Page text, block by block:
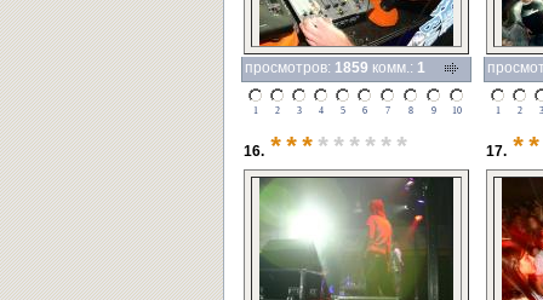
просмотров: 1859 комм.: 1
1 2 3 4 5 6 7 8 9 10 1 2 3
16. *** ****** 17.